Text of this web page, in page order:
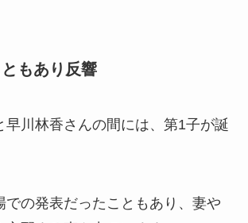
もあり反響
早川林香さんの間には、第1子が誕
での発表だったこともあり、妻や